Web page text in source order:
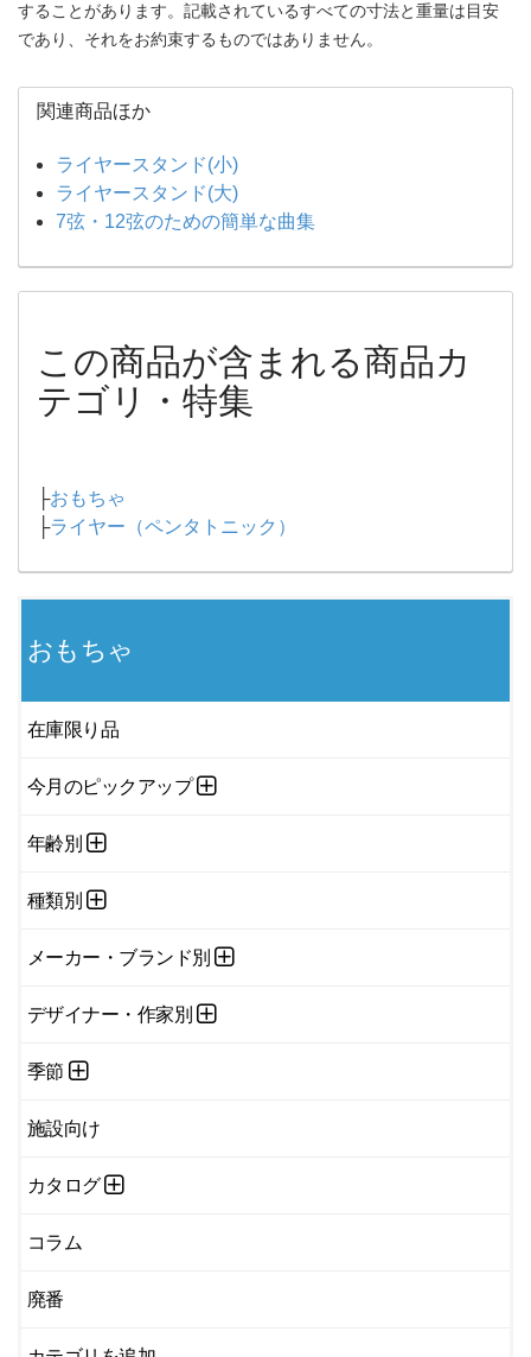
することがあります。記載されているすべての寸法と重量は目安
であり、それをお約束するものではありません。
関連商品ほか
ライヤースタンド(小)
ライヤースタンド(大)
7弦・12弦のための簡単な曲集
この商品が含まれる商品カ
テゴリ・特集
├おもちゃ
├ライヤー（ペンタトニック）
おもちゃ
在庫限り品
今月のピックアップ
年齢別
種類別
メーカー・ブランド別
デザイナー・作家別
季節
施設向け
カタログ
コラム
廃番